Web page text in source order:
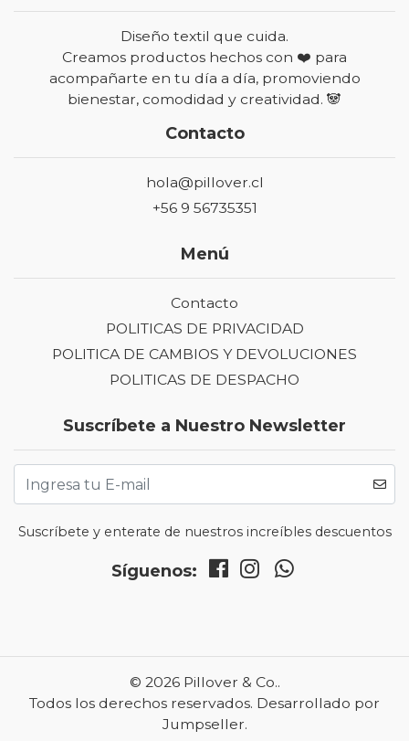
Diseño textil que cuida.
Creamos productos hechos con ❤️ para
acompañarte en tu día a día, promoviendo
bienestar, comodidad y creatividad. 🐼
Contacto
hola@pillover.cl
+56 9 56735351
Menú
Contacto
POLITICAS DE PRIVACIDAD
POLITICA DE CAMBIOS Y DEVOLUCIONES
POLITICAS DE DESPACHO
Suscríbete a Nuestro Newsletter
Suscríbete y enterate de nuestros increíbles descuentos
Síguenos:
© 2026 Pillover & Co..
Todos los derechos reservados. Desarrollado por
Jumpseller.